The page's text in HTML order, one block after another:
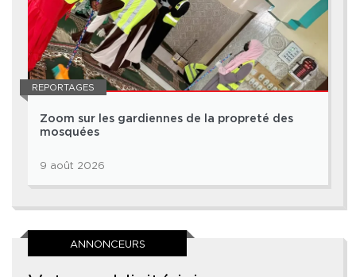
REPORTAGES
Zoom sur les gardiennes de la propreté des
mosquées
9 août 2026
ANNONCEURS